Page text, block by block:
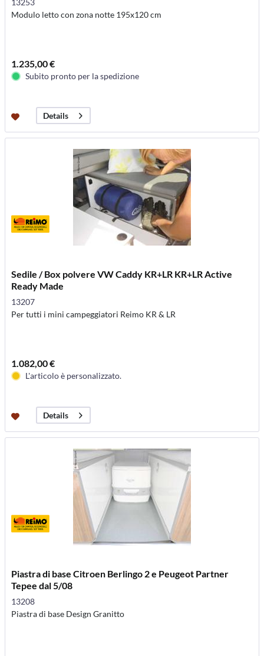
13253
Modulo letto con zona notte 195x120 cm
1.235,00 €
Subito pronto per la spedizione
Details
Sedile / Box polvere VW Caddy KR+LR KR+LR Active
Ready Made
13207
Per tutti i mini campeggiatori Reimo KR & LR
1.082,00 €
L'articolo è personalizzato.
Details
Piastra di base Citroen Berlingo 2 e Peugeot Partner
Tepee dal 5/08
13208
Piastra di base Design Granitto